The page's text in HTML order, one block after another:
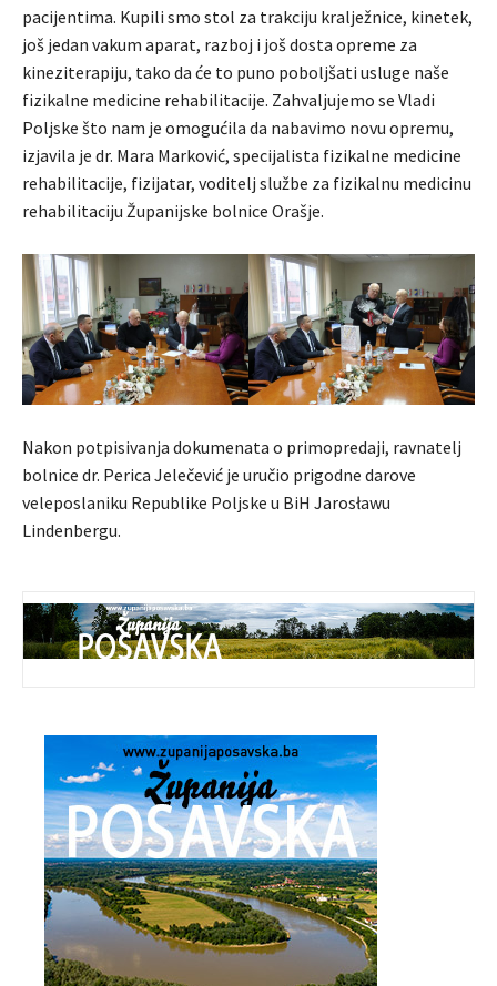
pacijentima. Kupili smo stol za trakciju kralježnice, kinetek,
još jedan vakum aparat, razboj i još dosta opreme za
kineziterapiju, tako da će to puno poboljšati usluge naše
fizikalne medicine rehabilitacije. Zahvaljujemo se Vladi
Poljske što nam je omogućila da nabavimo novu opremu,
izjavila je dr. Mara Marković, specijalista fizikalne medicine
rehabilitacije, fizijatar, voditelj službe za fizikalnu medicinu
rehabilitaciju Županijske bolnice Orašje.
Nakon potpisivanja dokumenata o primopredaji, ravnatelj
bolnice dr. Perica Jelečević je uručio prigodne darove
veleposlaniku Republike Poljske u BiH Jarosławu
Lindenbergu.